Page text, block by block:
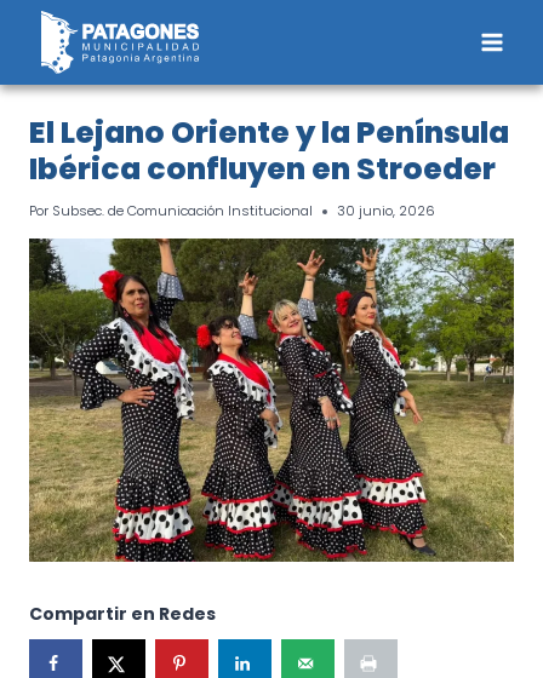
Saltar
contenido
El Lejano Oriente y la Península
Ibérica confluyen en Stroeder
Por Subsec. de Comunicación Institucional 30 junio, 2026
Compartir en Redes